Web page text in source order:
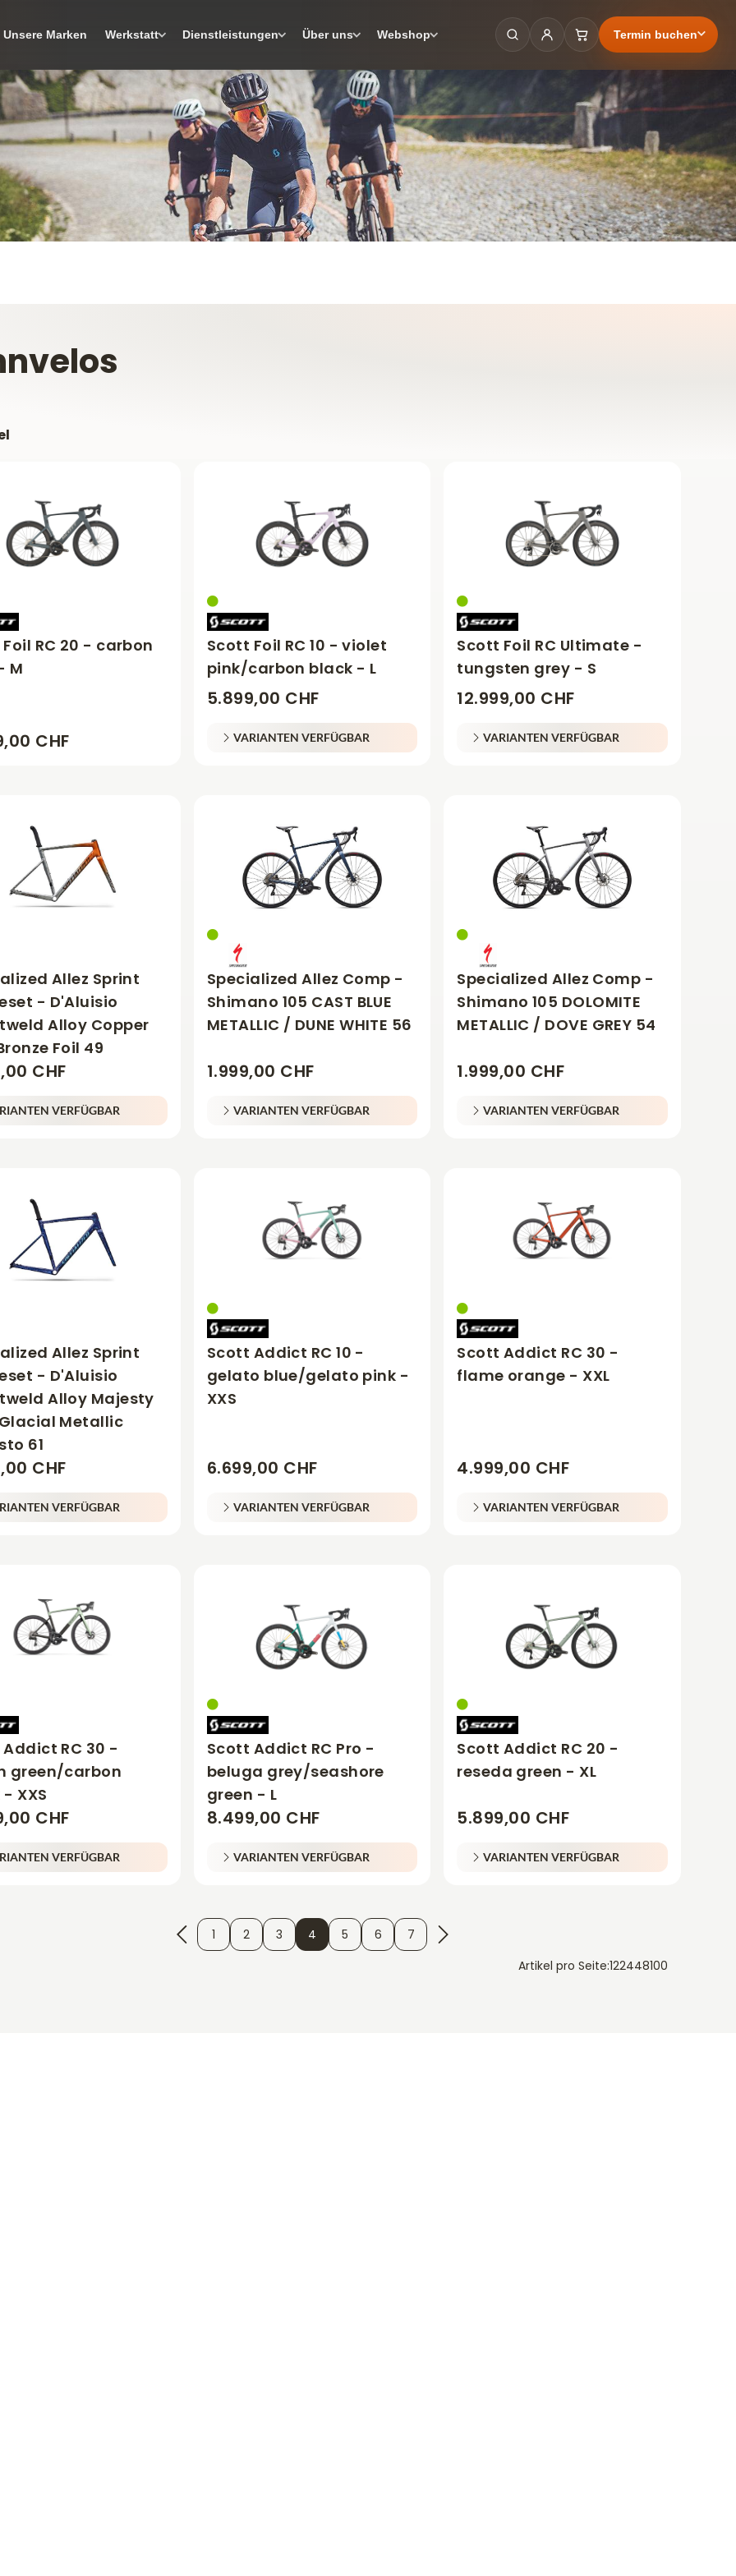
Unsere Marken Werkstatt Dienstleistungen Über uns Webshop Termin buchen
RC 20 - carbon
M
CHF
Scott Foil RC 10 - violet
pink/carbon black - L
5.899,00 CHF
VARIANTEN VERFÜGBAR
Scott Foil RC Ultimate -
tungsten grey - S
12.999,00 CHF
VARIANTEN VERFÜGBAR
Allez Sprint
- D'Aluisio
Alloy Copper
Foil 49
CHF
VERFÜGBAR
Specialized Allez Comp -
Shimano 105 CAST BLUE
METALLIC / DUNE WHITE 56
1.999,00 CHF
VARIANTEN VERFÜGBAR
Specialized Allez Comp -
Shimano 105 DOLOMITE
METALLIC / DOVE GREY 54
1.999,00 CHF
VARIANTEN VERFÜGBAR
Allez Sprint
- D'Aluisio
Alloy Majesty
Metallic
61
CHF
VERFÜGBAR
Scott Addict RC 10 -
gelato blue/gelato pink -
XXS
6.699,00 CHF
VARIANTEN VERFÜGBAR
Scott Addict RC 30 -
flame orange - XXL
4.999,00 CHF
VARIANTEN VERFÜGBAR
RC 30 -
green/carbon
XXS
CHF
VERFÜGBAR
Scott Addict RC Pro -
beluga grey/seashore
green - L
8.499,00 CHF
VARIANTEN VERFÜGBAR
Scott Addict RC 20 -
reseda green - XL
5.899,00 CHF
VARIANTEN VERFÜGBAR
1 2 3 4 5 6
7
Artikel pro Seite:122448100